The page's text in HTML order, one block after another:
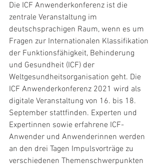
Die ICF Anwenderkonferenz ist die
zentrale Veranstaltung im
deutschsprachigen Raum, wenn es um
Fragen zur Internationalen Klassifikation
der Funktionsfähigkeit, Behinderung
und Gesundheit (ICF) der
Weltgesundheitsorganisation geht. Die
ICF Anwenderkonferenz 2021 wird als
digitale Veranstaltung von 16. bis 18.
September stattfinden. Experten und
Expertinnen sowie erfahrene ICF-
Anwender und Anwenderinnen werden
an den drei Tagen Impulsvorträge zu
verschiedenen Themenschwerpunkten